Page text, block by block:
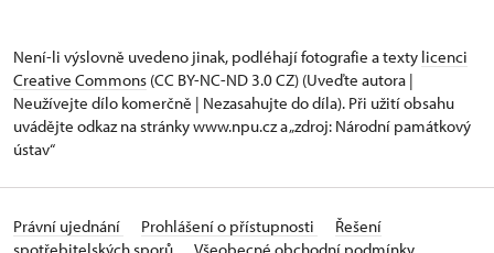
Není-li výslovně uvedeno jinak, podléhají fotografie a texty licenci
Creative Commons (CC BY-NC-ND 3.0 CZ) (Uveďte autora |
Neužívejte dílo komerčně | Nezasahujte do díla). Při užití obsahu
uvádějte odkaz na stránky www.npu.cz a „zdroj: Národní památkový
ústav“
Právní ujednání Prohlášení o přístupnosti
Řešení